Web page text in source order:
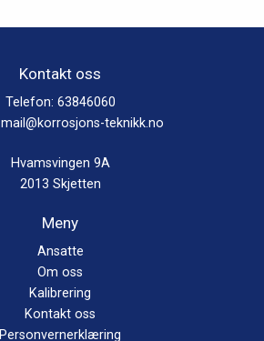
Kontakt oss
Telefon: 63846060
mail@korrosjons-teknikk.no
Hvamsvingen 9A
2013 Skjetten
Meny
Ansatte
Om oss
Kalibrering
Kontakt oss
Personvernerklæring